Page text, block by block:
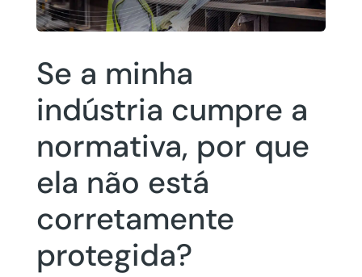
Se a minha
indústria cumpre a
normativa, por que
ela não está
corretamente
protegida?